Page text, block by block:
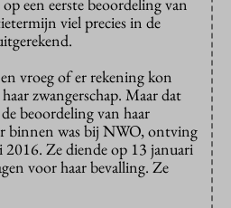
een eerste beoordeling van
viel precies in de
vroeg of er rekening kon
zwangerschap. Maar dat
beoordeling van haar
binnen was bij NWO, ontving
2016. Ze diende op 13 januari
voor haar bevalling. Ze